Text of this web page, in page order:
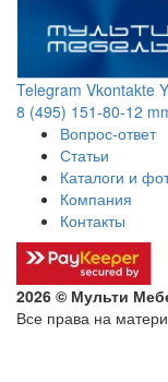
Telegram Vkontakte
8 (495) 151-80-12
Вопрос-ответ
Статьи
Каталоги и
Компания
Контакты
2026 © Мульти
Все права на